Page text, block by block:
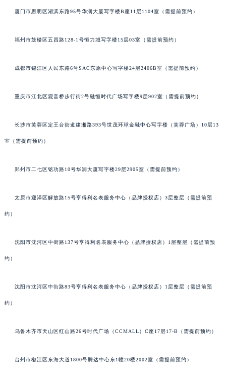
厦门市思明区湖滨东路95号华润大厦写字楼B座11层1104室（需提前预约）
福州市鼓楼区五四路128-1号恒力城写字楼15层03室（需提前预约）
成都市锦江区人民东路6号SAC东原中心写字楼24层2406B室（需提前预约）
重庆市江北区观音桥步行街2号融恒时代广场写字楼9层902室（需提前预约）
长沙市芙蓉区定王台街道建湘路393号世茂环球金融中心写字楼（芙蓉广场）10层13
室（需提前预约）
郑州市二七区铭功路10号华润大厦写字楼29层2905室（需提前预约）
太原市迎泽区解放路15号亨得利名表服务中心（品牌授权店）3层整层（需提前预
约）
沈阳市沈河区中街路137号亨得利名表服务中心（品牌授权店）1层整层（需提前预
约）
沈阳市沈河区中街路83号亨得利名表服务中心（品牌授权店）1层整层（需提前预
约）
乌鲁木齐市天山区红山路26号时代广场（CCMALL）C座17层17-B（需提前预约）
台州市椒江区东海大道1800号腾达中心东1幢20楼2002室（需提前预约）